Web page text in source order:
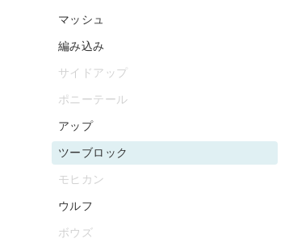
マッシュ
編み込み
サイドアップ
ポニーテール
アップ
ツーブロック
モヒカン
ウルフ
ボウズ